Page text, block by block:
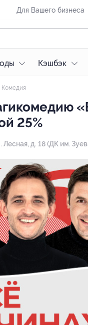
Для Вашего бизнеса
Кэшбэк
Комедия
25%
Лесная, д. 18 (ДК им.